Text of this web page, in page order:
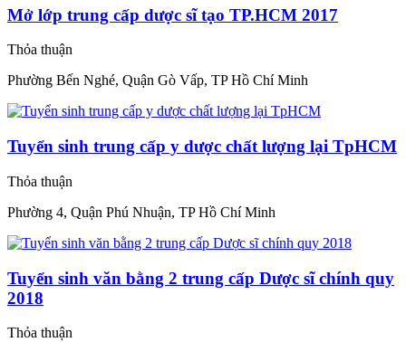
Mở lớp trung cấp dược sĩ tạo TP.HCM 2017
Thỏa thuận
Phường Bến Nghé, Quận Gò Vấp, TP Hồ Chí Minh
Tuyển sinh trung cấp y dược chất lượng lại TpHCM
Thỏa thuận
Phường 4, Quận Phú Nhuận, TP Hồ Chí Minh
Tuyển sinh văn bằng 2 trung cấp Dược sĩ chính quy
2018
Thỏa thuận